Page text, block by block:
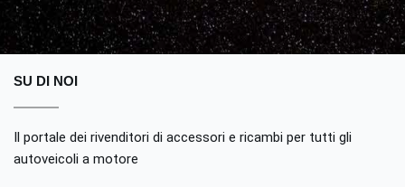
SU DI NOI
Il portale dei rivenditori di accessori e ricambi per tutti gli
autoveicoli a motore